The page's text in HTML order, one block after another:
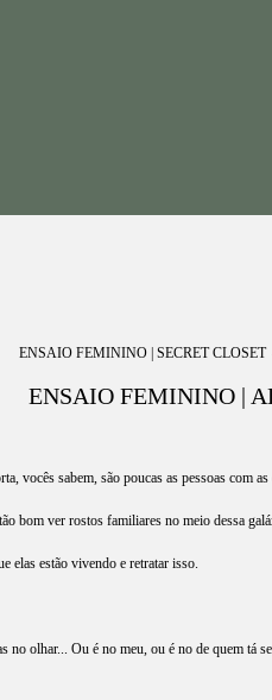
ENSAIO FEMININO | SECRET CLOSET
ENSAIO FEMININO |
vocês sabem, são poucas as pessoas com
bom ver rostos familiares no meio dessa
elas estão vivendo e retratar isso.
no olhar... Ou é no meu, ou é no de quem tá